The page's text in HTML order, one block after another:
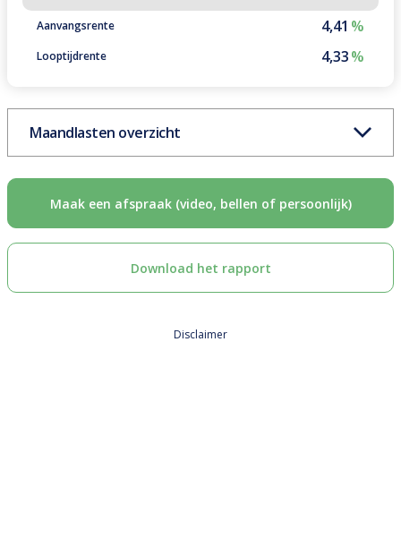
4,41 %
Aanvangsrente
4,33%
Looptijdrente
Maandlasten overzicht
Download het rapport
Maak een afspraak (video, bellen of persoonlijk)
Disclaimer